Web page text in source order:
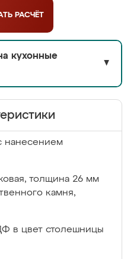
РАСЧЁТ
кухонные
▼
нанесением
толщина 26 мм
камня,
в цвет столешницы